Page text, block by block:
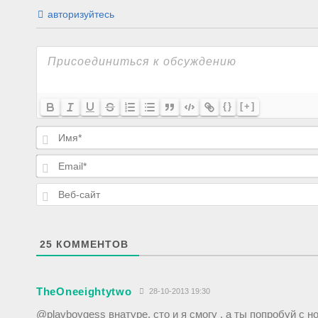
авторизуйтесь
{} [+]
25 КОММЕНТОВ
TheOneeightytwo 28-10-2013 19:30
@playboygess внатуре, сто и я смогу , а ты попробуй с